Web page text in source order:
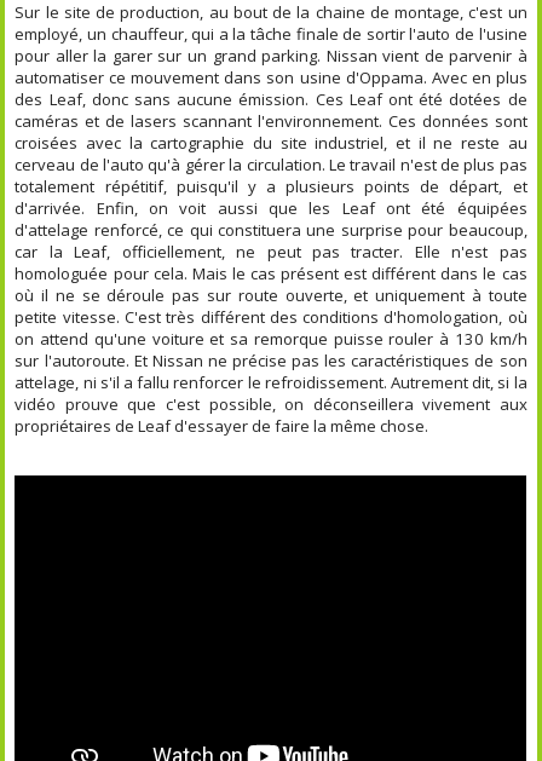
Sur le site de production, au bout de la chaine de montage, c'est un
employé, un chauffeur, qui a la tâche finale de sortir l'auto de l'usine
pour aller la garer sur un grand parking. Nissan vient de parvenir à
automatiser ce mouvement dans son usine d'Oppama. Avec en plus
des Leaf, donc sans aucune émission. Ces Leaf ont été dotées de
caméras et de lasers scannant l'environnement. Ces données sont
croisées avec la cartographie du site industriel, et il ne reste au
cerveau de l'auto qu'à gérer la circulation. Le travail n'est de plus pas
totalement répétitif, puisqu'il y a plusieurs points de départ, et
d'arrivée. Enfin, on voit aussi que les Leaf ont été équipées
d'attelage renforcé, ce qui constituera une surprise pour beaucoup,
car la Leaf, officiellement, ne peut pas tracter. Elle n'est pas
homologuée pour cela. Mais le cas présent est différent dans le cas
où il ne se déroule pas sur route ouverte, et uniquement à toute
petite vitesse. C'est très différent des conditions d'homologation, où
on attend qu'une voiture et sa remorque puisse rouler à 130 km/h
sur l'autoroute. Et Nissan ne précise pas les caractéristiques de son
attelage, ni s'il a fallu renforcer le refroidissement. Autrement dit, si la
vidéo prouve que c'est possible, on déconseillera vivement aux
propriétaires de Leaf d'essayer de faire la même chose.